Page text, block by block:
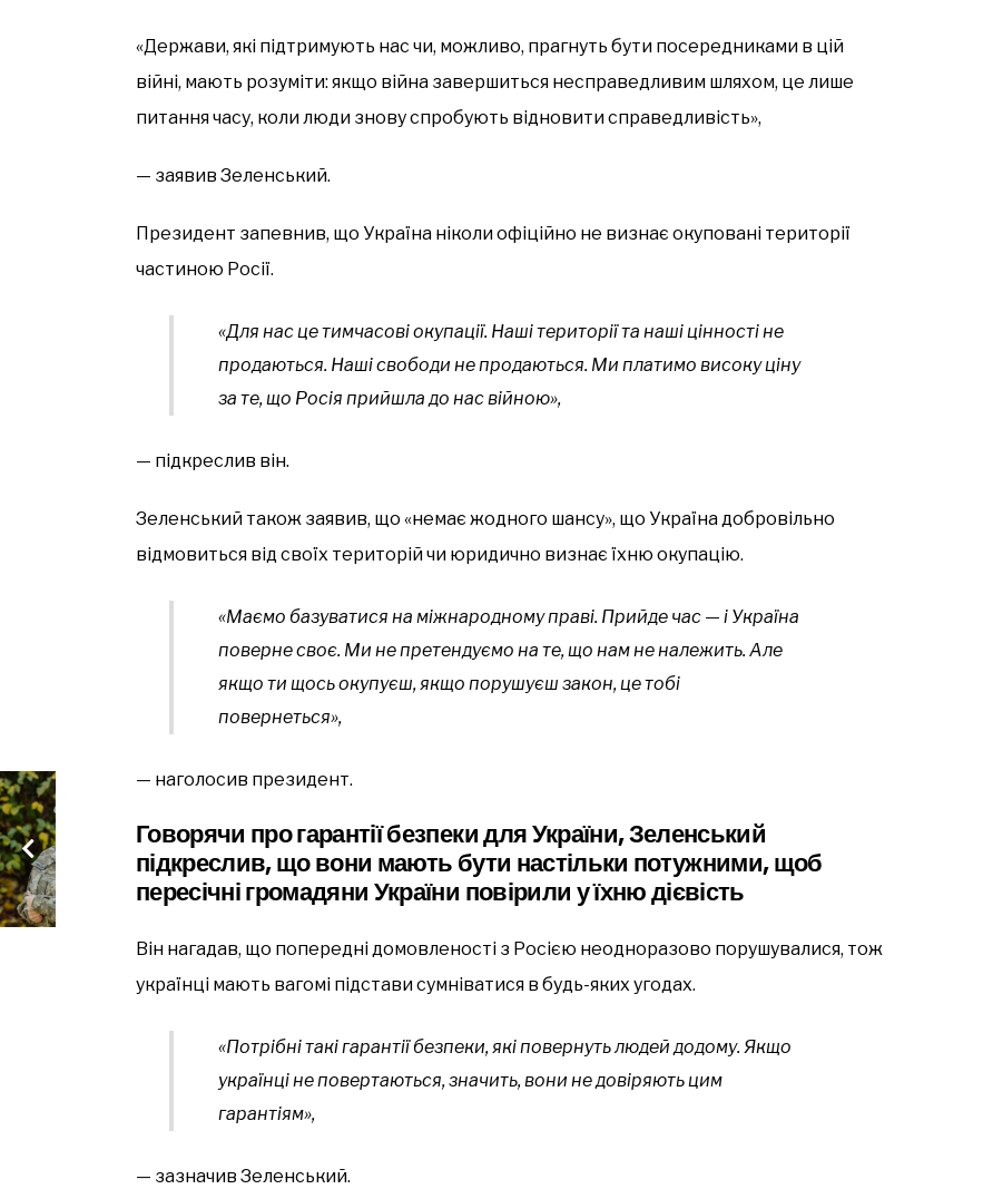
«Держави, які підтримують нас чи, можливо, прагнуть бути посередниками в цій
війні, мають розуміти: якщо війна завершиться несправедливим шляхом, це лише
питання часу, коли люди знову спробують відновити справедливість»,
— заявив Зеленський.
Президент запевнив, що Україна ніколи офіційно не визнає окуповані території
частиною Росії.
«Для нас це тимчасові окупації. Наші території та наші цінності не
продаються. Наші свободи не продаються. Ми платимо високу ціну
за те, що Росія прийшла до нас війною»,
— підкреслив він.
Зеленський також заявив, що «немає жодного шансу», що Україна добровільно
відмовиться від своїх територій чи юридично визнає їхню окупацію.
«Маємо базуватися на міжнародному праві. Прийде час — і Україна
поверне своє. Ми не претендуємо на те, що нам не належить. Але
якщо ти щось окупуєш, якщо порушуєш закон, це тобі
повернеться»,
— наголосив президент.
Говорячи про гарантії безпеки для України, Зеленський
підкреслив, що вони мають бути настільки потужними, щоб
пересічні громадяни України повірили у їхню дієвість
Він нагадав, що попередні домовленості з Росією неодноразово порушувалися, тож
українці мають вагомі підстави сумніватися в будь-яких угодах.
«Потрібні такі гарантії безпеки, які повернуть людей додому. Якщо
українці не повертаються, значить, вони не довіряють цим
гарантіям»,
— зазначив Зеленський.